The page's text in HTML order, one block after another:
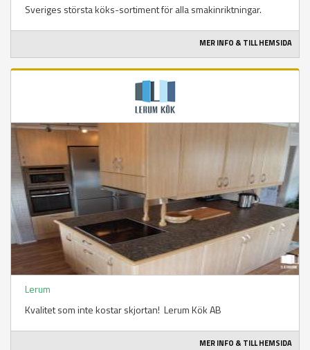
Sveriges största köks-sortiment för alla smakinriktningar.
MER INFO & TILL HEMSIDA
Lerum
Kvalitet som inte kostar skjortan! Lerum Kök AB
MER INFO & TILL HEMSIDA